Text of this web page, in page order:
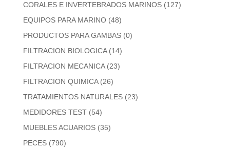
CORALES E INVERTEBRADOS MARINOS (127)
EQUIPOS PARA MARINO (48)
PRODUCTOS PARA GAMBAS (0)
FILTRACION BIOLOGICA (14)
FILTRACION MECANICA (23)
FILTRACION QUIMICA (26)
TRATAMIENTOS NATURALES (23)
MEDIDORES TEST (54)
MUEBLES ACUARIOS (35)
PECES (790)